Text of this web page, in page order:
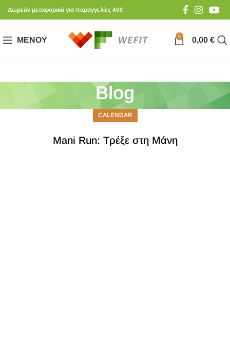
Δωρεάν μεταφορικά για παραγγελίες 49€
ΜΕΝΟΎ 0 0,00 €
Blog
CALENDAR
Mani Run: Τρέξε στη Μάνη